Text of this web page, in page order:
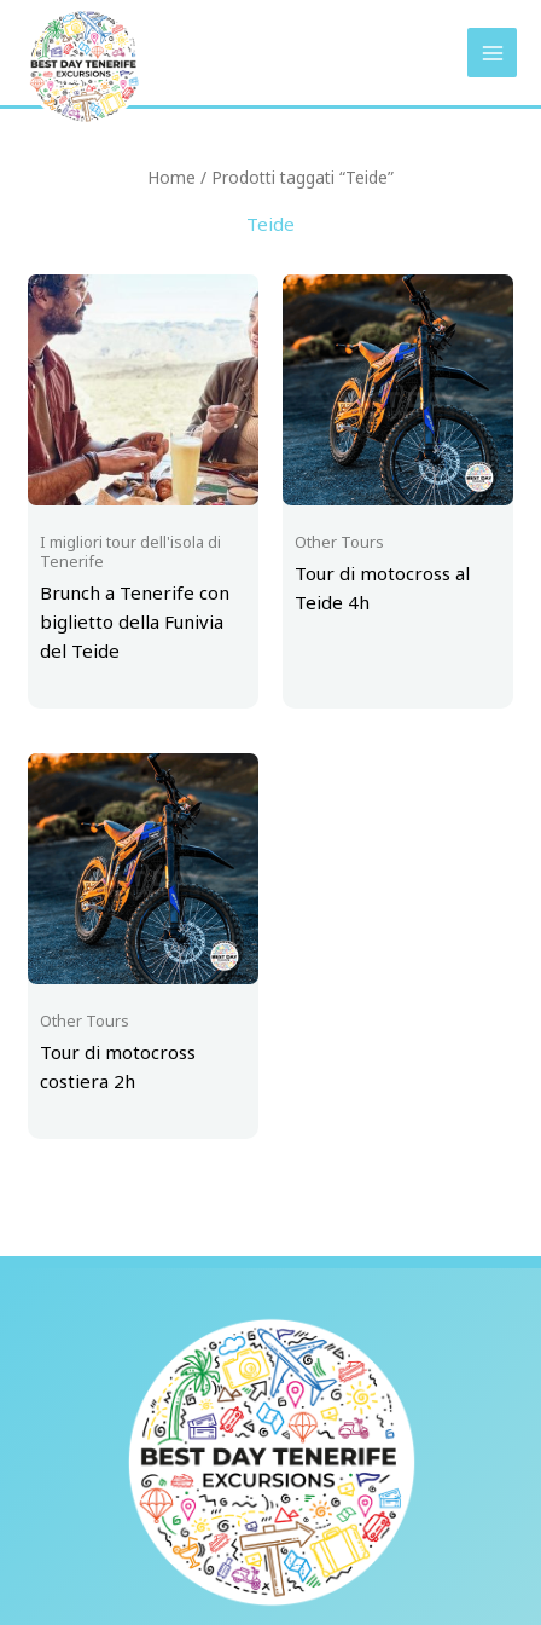
contenuto
Home / Prodotti taggati “Teide”
Teide
I migliori tour dell'isola di
Tenerife
Brunch a Tenerife con
biglietto della Funivia
del Teide
Other Tours
Tour di motocross al
Teide 4h
Other Tours
Tour di motocross
costiera 2h